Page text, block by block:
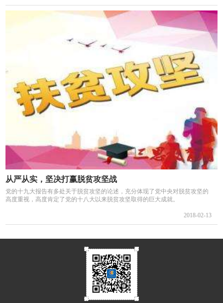
从严从实，坚决打赢脱贫攻坚战
党的十九大报告有多处关于脱贫攻坚的论述，充分体现了党中央对脱贫攻坚的
高度重视，高度肯定了党的十八大以来脱贫攻坚取得的巨大成就。
2018-02-13